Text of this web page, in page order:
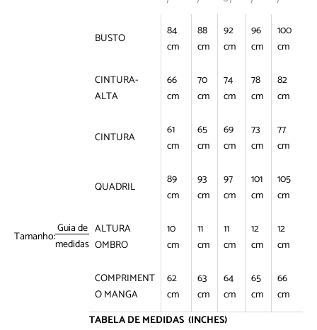
Tamanho:Guia de
medidas
BUSTO
84
cm
88
cm
92
cm
96
cm
100
cm
CINTURA-
ALTA
66
cm
70
cm
74
cm
78
cm
82
cm
CINTURA
61
cm
65
cm
69
cm
73
cm
77
cm
QUADRIL
89
cm
93
cm
97
cm
101
cm
105
cm
ALTURA
OMBRO
10
cm
11
cm
11
cm
12
cm
12
cm
COMPRIMENT
O MANGA
62
cm
63
cm
64
cm
65
cm
66
cm
TABELA DE MEDIDAS (INCHES)